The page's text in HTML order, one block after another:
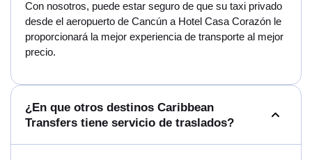
Con nosotros, puede estar seguro de que su taxi privado
desde el aeropuerto de Cancún a Hotel Casa Corazón le
proporcionará la mejor experiencia de transporte al mejor
precio.
¿En que otros destinos Caribbean
Transfers tiene servicio de traslados?